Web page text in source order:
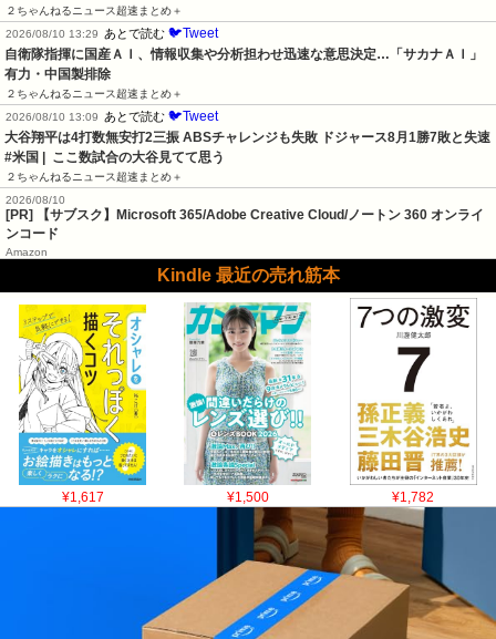
２ちゃんねるニュース超速まとめ＋
2026/08/10 13:29
あとで読む 🐦Tweet
自衛隊指揮に国産ＡＩ、情報収集や分析担わせ迅速な意思決定…「サカナＡＩ」
有力・中国製排除
２ちゃんねるニュース超速まとめ＋
2026/08/10 13:09
あとで読む 🐦Tweet
大谷翔平は4打数無安打2三振 ABSチャレンジも失敗 ドジャース8月1勝7敗と失速
#米国 |  ここ数試合の大谷見てて思う
２ちゃんねるニュース超速まとめ＋
2026/08/10
[PR] 【サブスク】Microsoft 365/Adobe Creative Cloud/ノートン 360 オンライ
ンコード
Amazon
Kindle 最近の売れ筋本
¥1,617 ¥1,500 ¥1,782